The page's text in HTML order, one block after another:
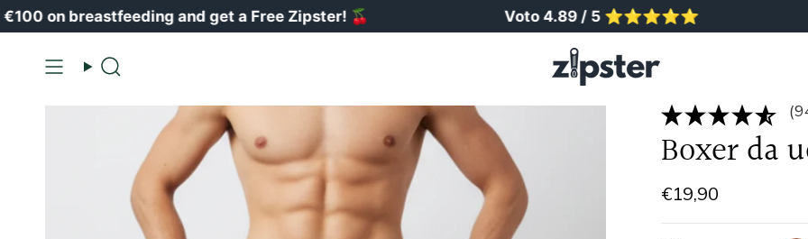
Vai
al
breastfeeding and get a Free Zipster!🍒 Voto 4.89 / 5 ⭐️⭐️⭐️⭐️⭐️
Ricerca
Boxer da
€19,90